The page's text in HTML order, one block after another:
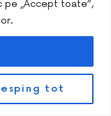
pe „Accept toate”,
tot